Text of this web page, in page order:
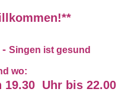
- Singen ist gesund
wo:
19.30 Uhr bis 22.00